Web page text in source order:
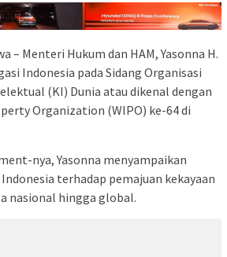
– Menteri Hukum dan HAM, Yasonna H.
Indonesia pada Sidang Organisasi
(KI) Dunia atau dikenal dengan
Organization (WIPO) ke-64 di
nya, Yasonna menyampaikan
terhadap pemajuan kekayaan
nasional hingga global.